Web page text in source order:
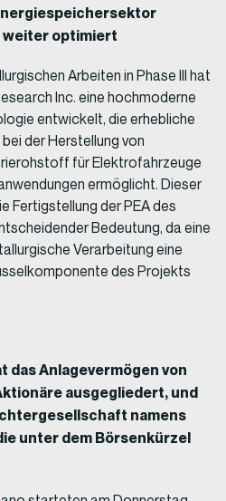
weiter optimiert
Arbeiten in Phase III hat
Inc. eine hochmoderne
entwickelt, die erhebliche
der Herstellung von
für Elektrofahrzeuge
ermöglicht. Dieser
Fertigstellung der PEA des
Bedeutung, da eine
Verarbeitung eine
des Projekts
das Anlagevermögen von
ausgegliedert, und
namens
unter dem Börsenkürzel